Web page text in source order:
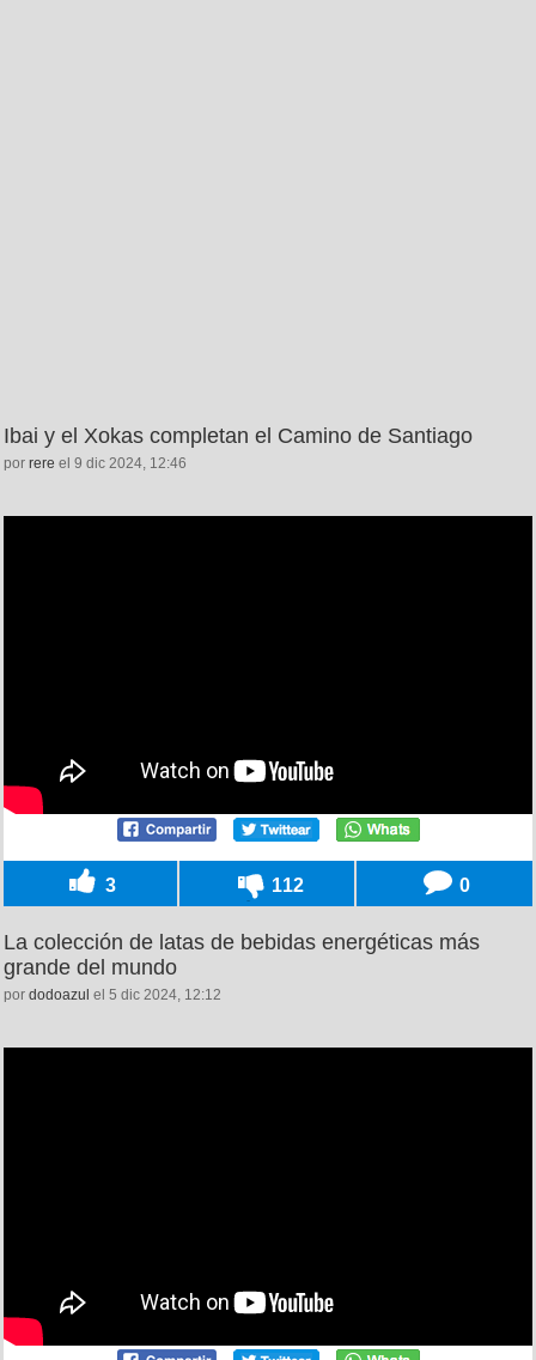
Ibai y el Xokas completan el Camino de Santiago
por rere el 9 dic 2024, 12:46
3 112 0
La colección de latas de bebidas energéticas más
grande del mundo
por dodoazul el 5 dic 2024, 12:12